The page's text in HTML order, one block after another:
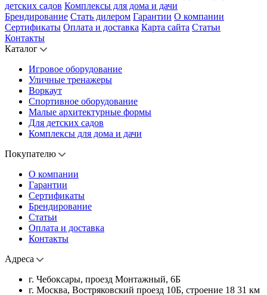
детских садов Комплексы для дома и дачи
Брендирование Стать дилером Гарантии О компании
Сертификаты Оплата и доставка Карта сайта Статьи
Контакты
Каталог
Игровое оборудование
Уличные тренажеры
Воркаут
Спортивное оборудование
Малые архитектурные формы
Для детских садов
Комплексы для дома и дачи
Покупателю
О компании
Гарантии
Сертификаты
Брендирование
Статьи
Оплата и доставка
Контакты
Адреса
г. Чебоксары, проезд Монтажный, 6Б
г. Москва, Востряковский проезд 10Б, строение 18 31 км